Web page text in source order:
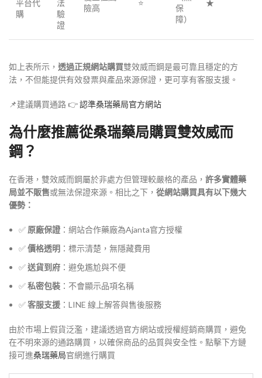
平台代
購
法
驗
證
險高
⭐
保
障）
★
如上表所示， 透過正規網站購買雙效威而鋼是最可靠且穩定的方
法，不但能提供有效發票與產品來源保證，更可享有客服支援。
📌建議購買通路 👉認準桑瑞藥局官方網站
為什麼推薦從桑瑞藥局購買雙效威而
鋼？
在香港，雙效威而鋼屬於非處方但管理較嚴格的產品， 許多實體藥
局並不販售或無法保證來源。相比之下， 從網站購買具有以下幾大
優勢：
✅ 原廠保證 ：網站合作藥廠為Ajanta官方授權
✅價格透明 ：標示清楚，無隱藏費用
✅送貨到府 ：避免尷尬與不便
✅私密包裝 ：不會顯示品項名稱
✅客服支援 ：LINE 線上解答與售後服務
由於市場上假貨泛濫，建議透過官方網站或授權經銷商購買，避免
在不明來源的通路購買，以確保商品的品質與安全性。點擊下方鏈
接可進桑瑞藥局官網進行購買